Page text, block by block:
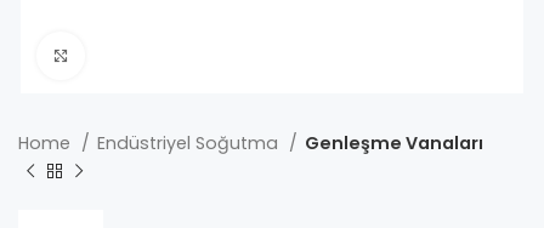
Home Endüstriyel Soğutma Genleşme Vanaları